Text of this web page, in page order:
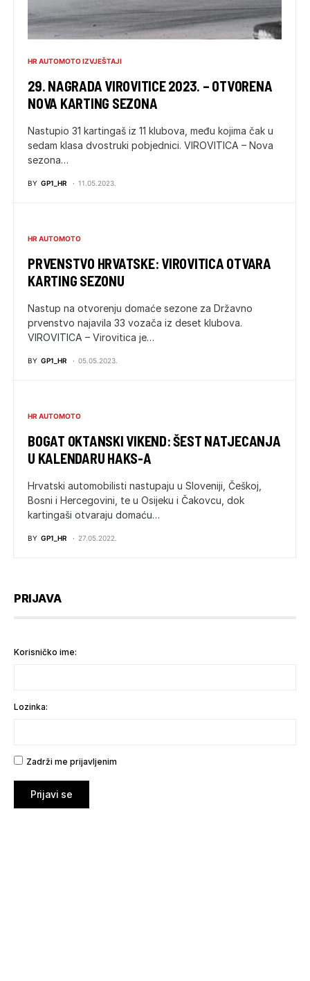
HR AUTOMOTO IZVJEŠTAJI
29. NAGRADA VIROVITICE 2023. – OTVORENA
NOVA KARTING SEZONA
Nastupio 31 kartingaš iz 11 klubova, među kojima čak u
sedam klasa dvostruki pobjednici. VIROVITICA – Nova
sezona…
BY GP1_HR 11.05.2023.
HR AUTOMOTO
PRVENSTVO HRVATSKE: VIROVITICA OTVARA
KARTING SEZONU
Nastup na otvorenju domaće sezone za Državno
prvenstvo najavila 33 vozača iz deset klubova.
VIROVITICA – Virovitica je…
BY GP1_HR 05.05.2023.
HR AUTOMOTO
BOGAT OKTANSKI VIKEND: ŠEST NATJECANJA
U KALENDARU HAKS-A
Hrvatski automobilisti nastupaju u Sloveniji, Češkoj,
Bosni i Hercegovini, te u Osijeku i Čakovcu, dok
kartingaši otvaraju domaću…
BY GP1_HR 27.05.2022.
PRIJAVA
Korisničko ime:
Lozinka:
Zadrži me prijavljenim
Prijavi se